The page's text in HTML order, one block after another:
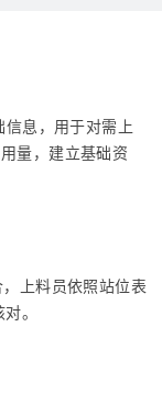
息，用于对需上
量，建立基础资
上料员依照站位表
。